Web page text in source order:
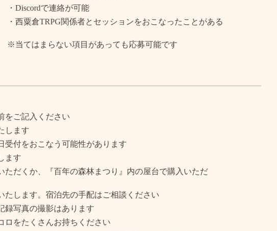
・Discordで連絡が可能
・西粟倉TRPG関係者とセッションをおこなったことがある
※当てはまらない項目があっても応募可能です
をご記入ください
します
受付をおこなう可能性があります
ます
ただくか、『百年の森林まつり』内の屋台で購入いただ
たします。宿泊先の手配はご相談ください
録写真の撮影はあります
ロをたくさんお持ちください